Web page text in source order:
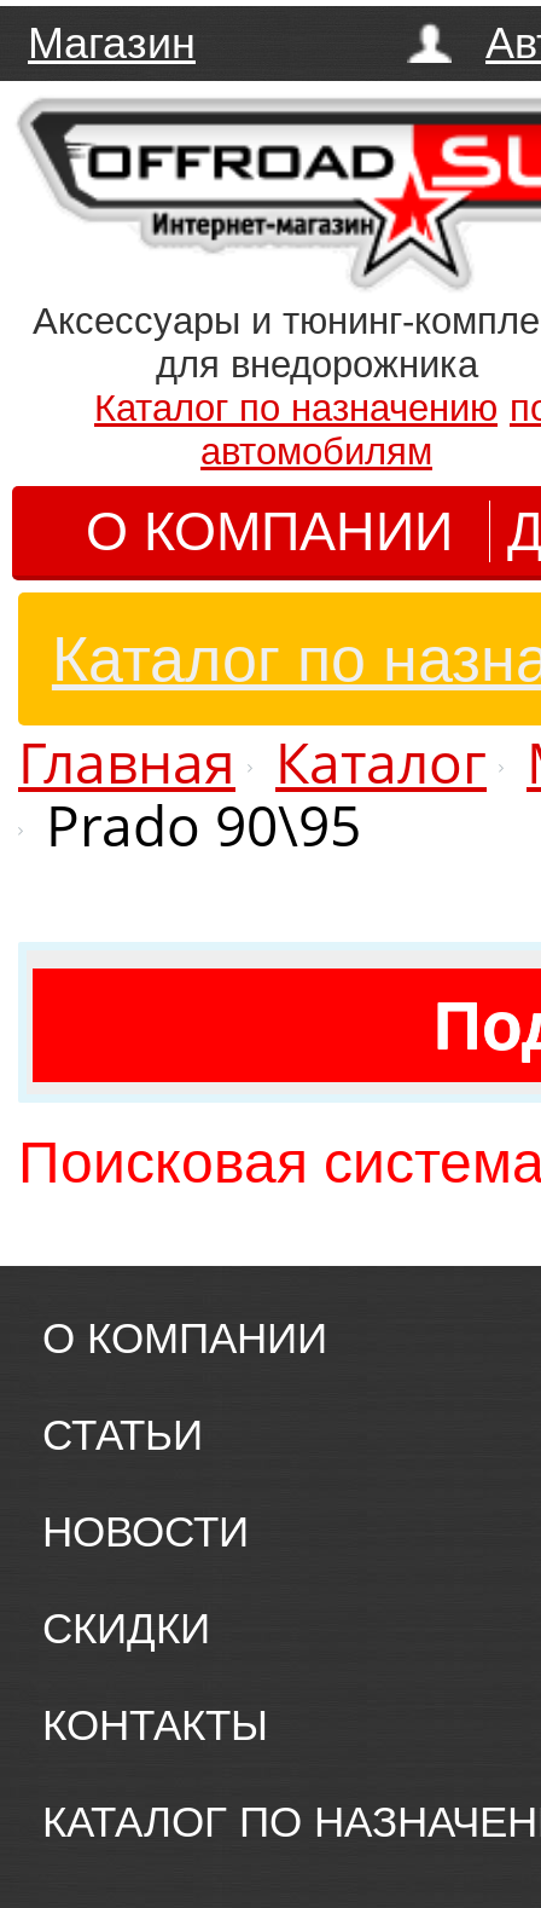
Магазин
Аксессуары и тюнинг-
для внедорожника
Каталог по назначению
автомобилям
О КОМПАНИИ
Каталог по
Главная Каталог
Prado 90\95
Поисковая
О КОМПАНИИ
СТАТЬИ
НОВОСТИ
СКИДКИ
КОНТАКТЫ
КАТАЛОГ ПО